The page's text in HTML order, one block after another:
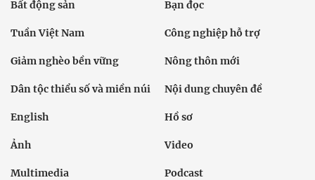
Bất động sản Bạn đọc
Tuần Việt Nam Công nghiệp hỗ trợ
Giảm nghèo bền vững Nông thôn mới
Dân tộc thiểu số và miền núi Nội dung chuyên đề
English Hồ sơ
Ảnh Video
Multimedia Podcast